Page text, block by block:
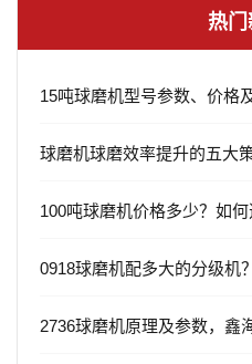
热门
15吨球磨机型号参数、价格
球磨机球磨效率提升的五大
100吨球磨机价格多少？如何
0918球磨机配多大的分级机？
2736球磨机原理及参数，鑫